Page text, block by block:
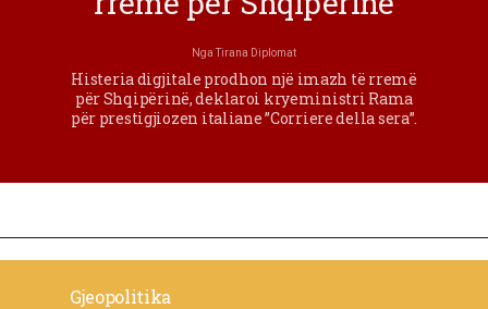
NgaTirana Diplomat
Histeria digjitale prodhon një imazh të rremë
për Shqipërinë, deklaroi kryeministri Rama
për prestigjiozen italiane ”Corriere della sera”.
Gjeopolitika